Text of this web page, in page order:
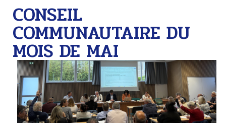
CONSEIL
COMMUNAUTAIRE DU
MOIS DE MAI